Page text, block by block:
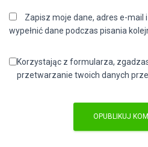
Zapisz moje dane, adres e-mail
wypełnić dane podczas pisania
Korzystając z formularza,
przetwarzanie twoich danych